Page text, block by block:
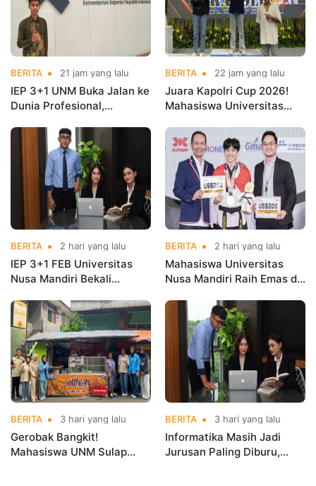
BERITA 21 jam yang lalu
IEP 3+1 UNM Buka Jalan ke
Dunia Profesional,
Kementerian Koperasi
BERITA 22 jam yang lalu
Juara Kapolri Cup 2026!
Mahasiswa Universitas
Nama Kampus di Kejurnas
Taekwondo
BERITA 2 hari yang lalu
IEP 3+1 FEB Universitas
Nusa Mandiri Bekali
Kerja Sebelum Lulus
BERITA 2 hari yang lalu
Mahasiswa Universitas
Nusa Mandiri Raih Emas di
Indonesia Open
Championships 2026
BERITA 3 hari yang lalu
Gerobak Bangkit!
Mahasiswa UNM Sulap
BERITA 3 hari yang lalu
Informatika Masih Jadi
Jurusan Paling Diburu,